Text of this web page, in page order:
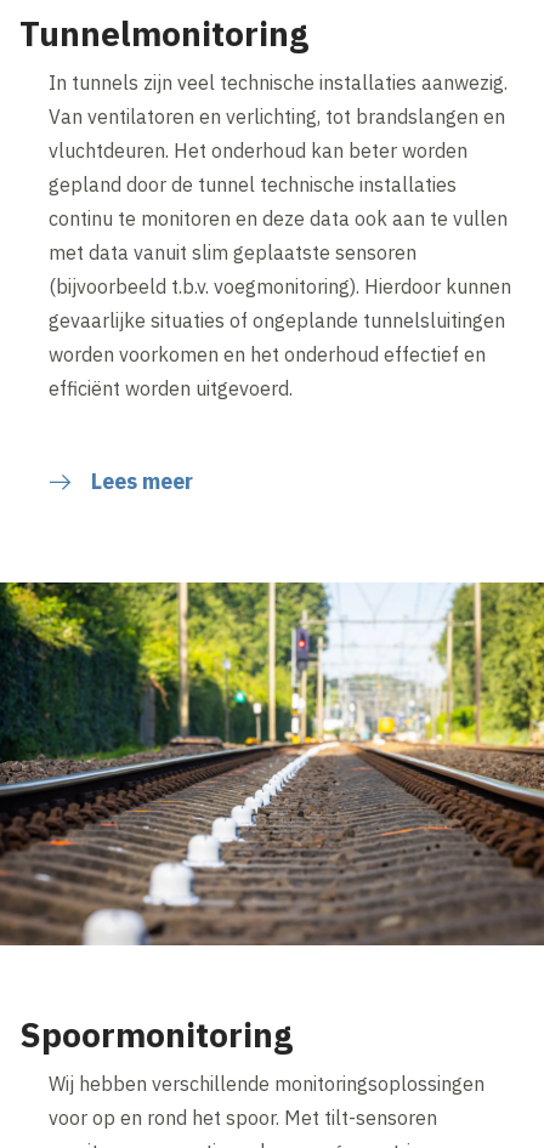
Tunnelmonitoring
In tunnels zijn veel technische installaties aanwezig.
Van ventilatoren en verlichting, tot brandslangen en
vluchtdeuren. Het onderhoud kan beter worden
gepland door de tunnel technische installaties
continu te monitoren en deze data ook aan te vullen
met data vanuit slim geplaatste sensoren
(bijvoorbeeld t.b.v. voegmonitoring). Hierdoor kunnen
gevaarlijke situaties of ongeplande tunnelsluitingen
worden voorkomen en het onderhoud effectief en
efficiënt worden uitgevoerd.
Lees meer
Spoormonitoring
Wij hebben verschillende monitoringsoplossingen
voor op en rond het spoor. Met tilt-sensoren